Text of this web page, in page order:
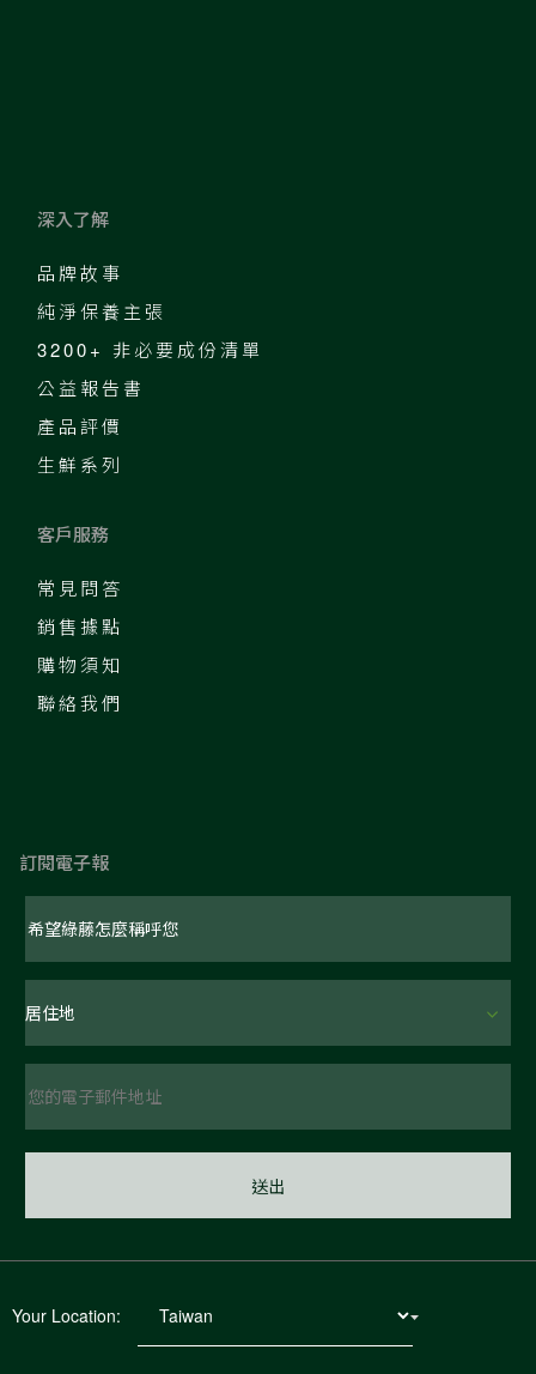
深入了解
品牌故事
純淨保養主張
3200+ 非必要成份清單
公益報告書
產品評價
生鮮系列
客戶服務
常見問答
銷售據點
購物須知
聯絡我們
訂閱電子報
Your Location: